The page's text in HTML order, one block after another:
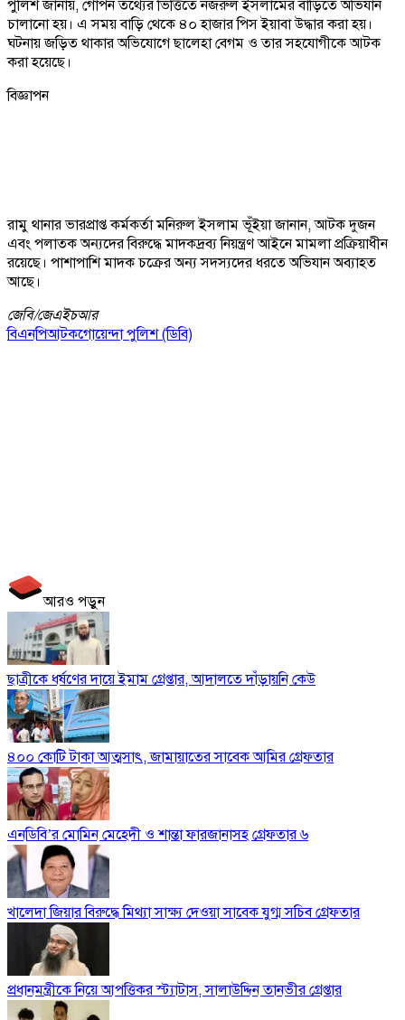
পুলিশ জানায়, গোপন তথ্যের ভিত্তিতে নজরুল ইসলামের বাড়িতে অভিযান
চালানো হয়। এ সময় বাড়ি থেকে ৪০ হাজার পিস ইয়াবা উদ্ধার করা হয়।
ঘটনায় জড়িত থাকার অভিযোগে ছালেহা বেগম ও তার সহযোগীকে আটক
করা হয়েছে।
বিজ্ঞাপন
রামু থানার ভারপ্রাপ্ত কর্মকর্তা মনিরুল ইসলাম ভূঁইয়া জানান, আটক দুজন
এবং পলাতক অন্যদের বিরুদ্ধে মাদকদ্রব্য নিয়ন্ত্রণ আইনে মামলা প্রক্রিয়াধীন
রয়েছে। পাশাপাশি মাদক চক্রের অন্য সদস্যদের ধরতে অভিযান অব্যাহত
আছে।
জেবি/জেএইচআর
বিএনপিআটকগোয়েন্দা পুলিশ (ডিবি)
আরও পড়ুন
ছাত্রীকে ধর্ষণের দায়ে ইমাম গ্রেপ্তার, আদালতে দাঁড়ায়নি কেউ
৪০০ কোটি টাকা আত্মসাৎ, জামায়াতের সাবেক আমির গ্রেফতার
এনডিবি’র মোমিন মেহেদী ও শান্তা ফারজানাসহ গ্রেফতার ৬
খালেদা জিয়ার বিরুদ্ধে মিথ্যা সাক্ষ্য দেওয়া সাবেক যুগ্ম সচিব গ্রেফতার
প্রধানমন্ত্রীকে নিয়ে আপত্তিকর স্ট্যাটাস, সালাউদ্দিন তানভীর গ্রেপ্তার